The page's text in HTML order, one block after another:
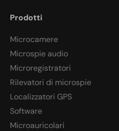
Prodotti
Microcamere
Microspie audio
Microregistratori
Rilevatori di microspie
Localizzatori GPS
Software
Microauricolari